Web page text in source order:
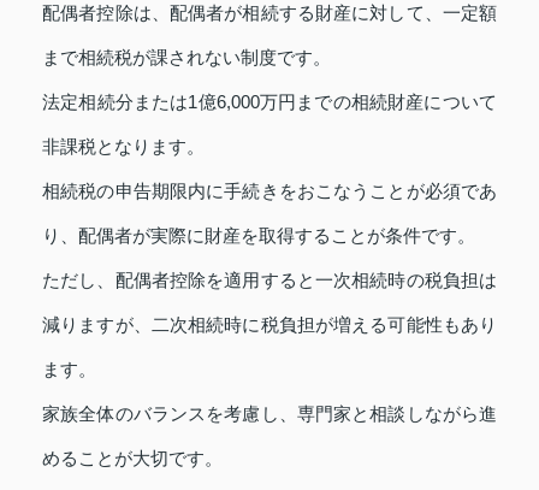
配偶者控除は、配偶者が相続する財産に対して、一定額
まで相続税が課されない制度です。
法定相続分または1億6,000万円までの相続財産について
非課税となります。
相続税の申告期限内に手続きをおこなうことが必須であ
り、配偶者が実際に財産を取得することが条件です。
ただし、配偶者控除を適用すると一次相続時の税負担は
減りますが、二次相続時に税負担が増える可能性もあり
ます。
家族全体のバランスを考慮し、専門家と相談しながら進
めることが大切です。